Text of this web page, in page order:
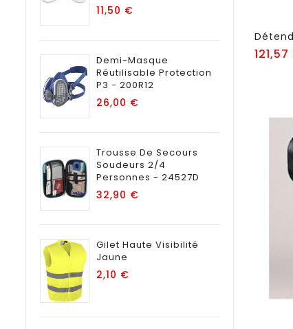
11,50 €
Demi-Masque
Réutilisable Protection
P3 - 200R12
26,00 €
Trousse De Secours
Soudeurs 2/4
Personnes - 24527D
32,90 €
Gilet Haute Visibilité
Jaune
2,10 €